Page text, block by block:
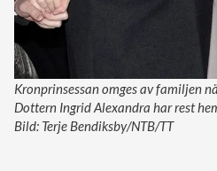
Kronprinsessan omges av familjen
Dottern Ingrid Alexandra har rest
Bild: Terje Bendiksby/NTB/TT